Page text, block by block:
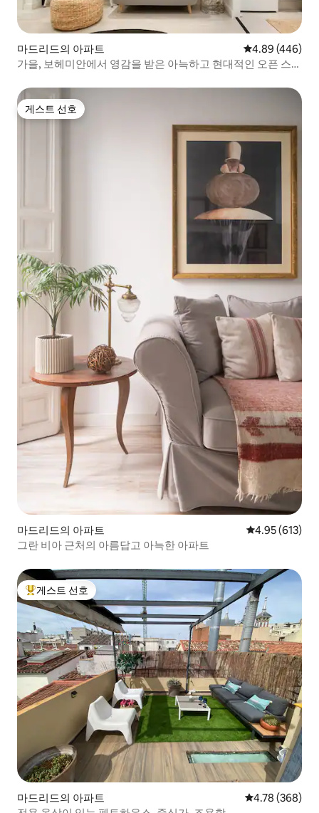
마드리드의 아파트 평점 4.89점(5
4.89 (446)
가을, 보헤미안에서 영감을 받은 아늑하고 현대적인 오픈 스페
게스트 선호
게스트 선호
마드리드의 아파트 평점 4.95점(5
4.95 (613)
그란 비아 근처의 아름답고 아늑한 아파트
상위 게스트 선호
게스트 선호
마드리드의 아파트 평점 4.78점(5
4.78 (368)